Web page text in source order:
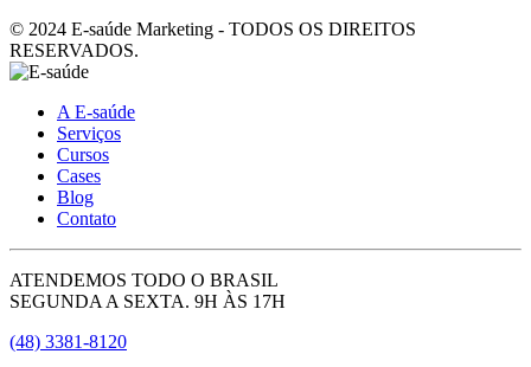
© 2024 E-saúde Marketing - TODOS OS DIREITOS
RESERVADOS.
A E-saúde
Serviços
Cursos
Cases
Blog
Contato
ATENDEMOS TODO O BRASIL
SEGUNDA A SEXTA. 9H ÀS 17H
(48) 3381-8120